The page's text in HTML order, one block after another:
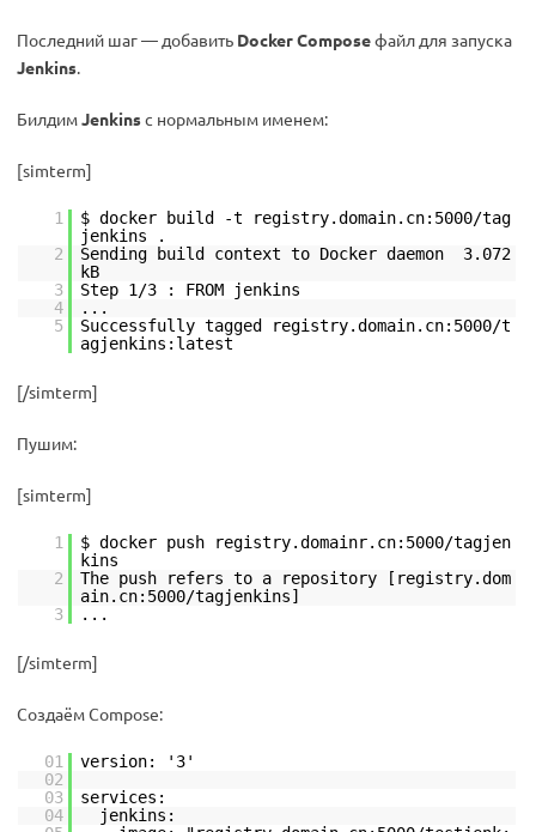
Последний шаг — добавить Docker Composeфайл для запуска
Jenkins.
БилдимJenkinsс нормальным именем:
[simterm]
1
$ docker build -t registry.domain.cn:5000/tag
jenkins .
2
Sending build context to Docker daemon 3.072
kB
3
Step 1/3 : FROM jenkins
4
...
5
Successfully tagged registry.domain.cn:5000/t
agjenkins:latest
[/simterm]
Пушим:
[simterm]
1
$ docker push registry.domainr.cn:5000/tagjen
kins
2
The push refers to a repository [registry.dom
ain.cn:5000/tagjenkins]
3
...
[/simterm]
Создаём Compose:
01
version: '3'
02
03
services:
04
jenkins: